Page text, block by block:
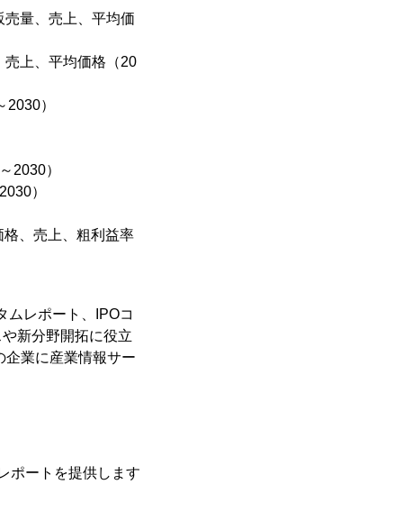
量、売上、平均価
売上、平均価格（20
）
2030）
）
、売上、粗利益率
ムレポート、IPOコ
新分野開拓に役立
企業に産業情報サー
ポートを提供します